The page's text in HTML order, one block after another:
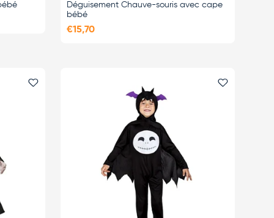
Déguisement Chauve-souris avec cape
bébé
€15,70
Ajouter le favori